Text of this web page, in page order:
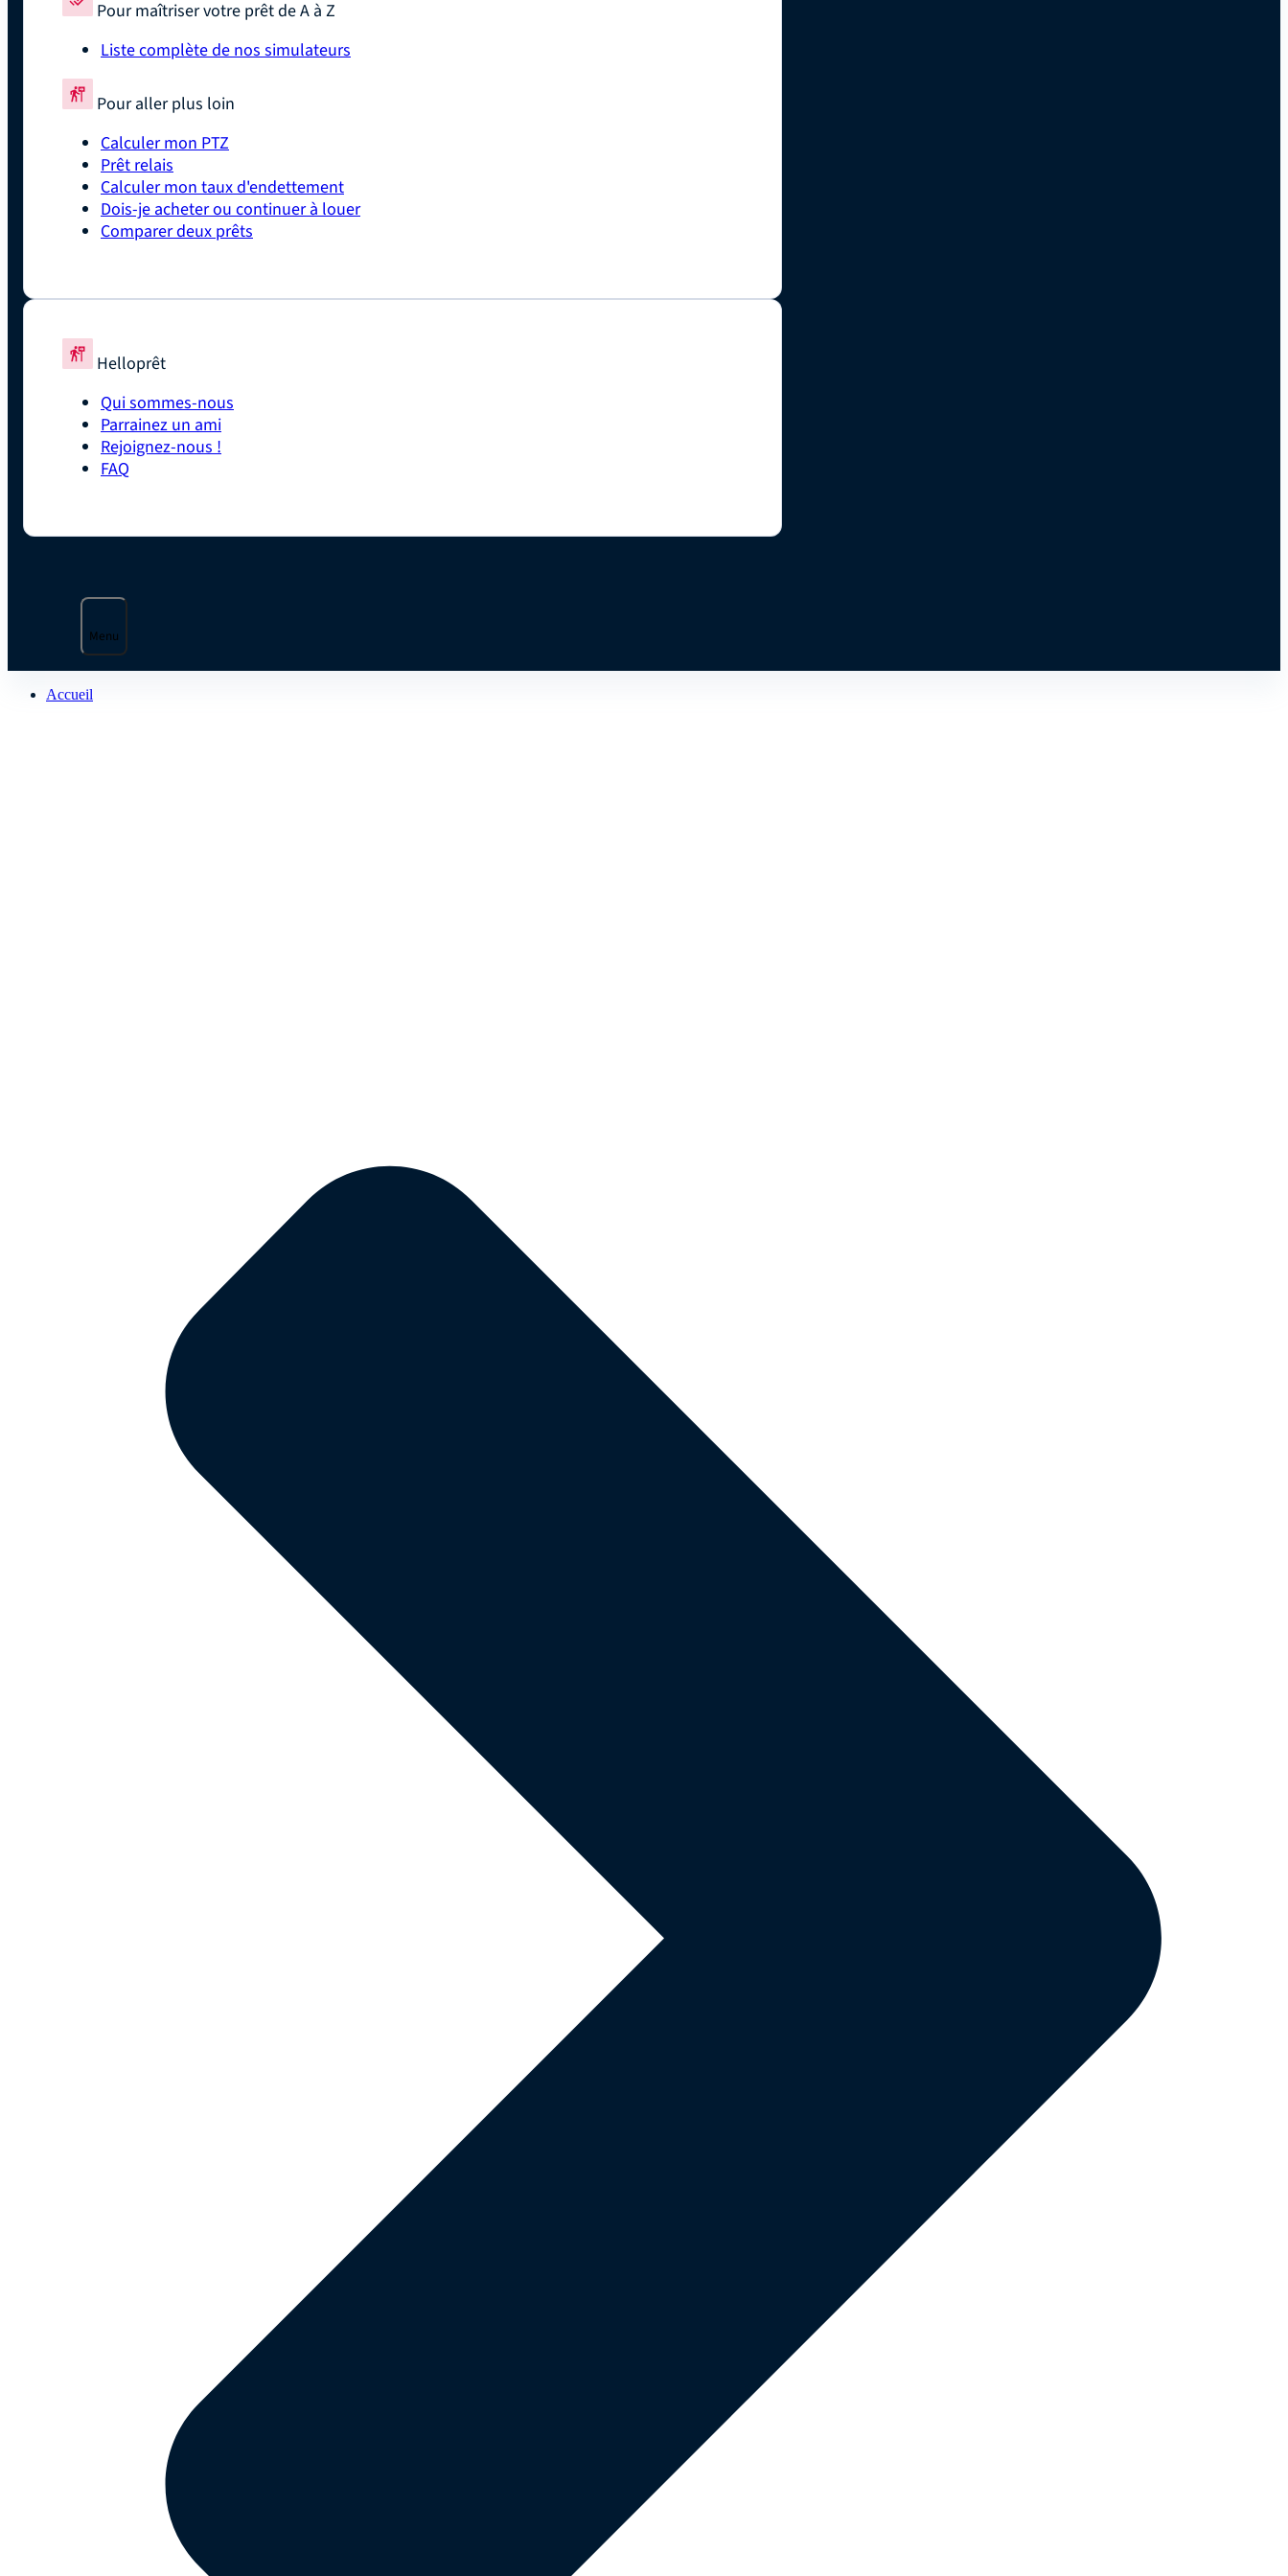
Pour maîtriser votre prêt de A à Z
Liste complète de nos simulateurs
Pour aller plus loin
Calculer mon PTZ
Prêt relais
Calculer mon taux d'endettement
Dois-je acheter ou continuer à louer
Comparer deux prêts
Helloprêt
Qui sommes-nous
Parrainez un ami
Rejoignez-nous !
FAQ
Menu
Accueil